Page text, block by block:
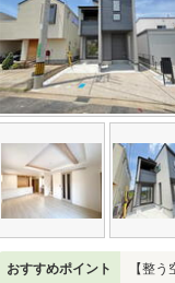
おすすめポイント 【整